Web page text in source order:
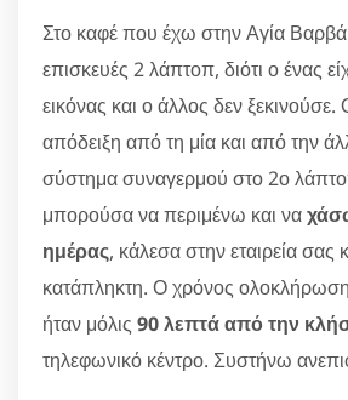
Στο καφέ που έχω στην Αγία
επισκευές 2 λάπτοπ, διότι ο ένας
εικόνας και ο άλλος δεν ξεκινούσε.
απόδειξη από τη μία και από την
σύστημα συναγερμού στο 2ο
μπορούσα να περιμένω και να
ημέρας, κάλεσα στην εταιρεία σας
κατάπληκτη. Ο χρόνος
ήταν μόλις 90 λεπτά από την
τηλεφωνικό κέντρο. Συστήνω